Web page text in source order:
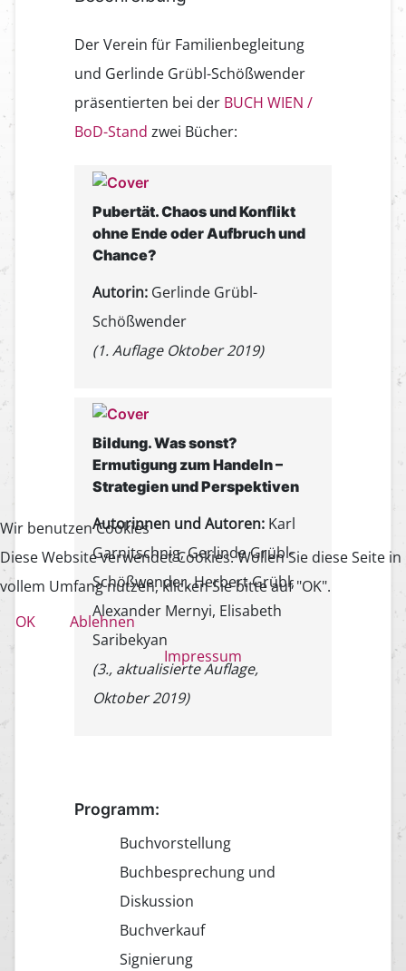
Der Verein für Familienbegleitung
und Gerlinde Grübl-Schößwender
präsentierten bei der BUCH WIEN /
BoD-Stand zwei Bücher:
Pubertät. Chaos und Konflikt
ohne Ende oder Aufbruch und
Chance?
Autorin: Gerlinde Grübl-
Schößwender
(1. Auflage Oktober 2019)
Bildung. Was sonst?
Ermutigung zum Handeln –
Strategien und Perspektiven
Autorinnen und Autoren: Karl
Garnitschnig, Gerlinde Grübl-
Schößwender, Herbert Grübl,
Alexander Mernyi, Elisabeth
Saribekyan
(3., aktualisierte Auflage,
Oktober 2019)
Programm:
Buchvorstellung
Buchbesprechung und
Diskussion
Buchverkauf
Signierung
Wir benutzen Cookies
Diese Website verwendet Cookies. Wollen Sie diese Seite in
vollem Umfang nutzen, klicken Sie bitte auf "OK".
OK
Ablehnen
Impressum